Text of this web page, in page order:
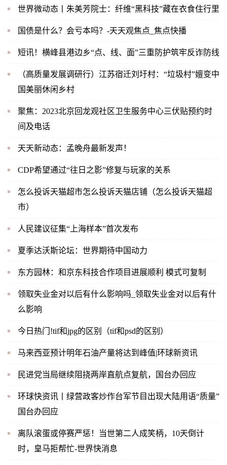
世界微动态丨朱美芳院士：纤维“黑科技”藏在衣食住行里
国债是什么？会亏本吗？-天天观焦点_焦点快播
短讯！横峰县港边乡“点、线、面”三重防护筑牢反诈防线
（高质量发展调研行）江苏宿迁刘圩村：“垃圾村”嬗变中
国美丽休闲乡村
聚焦：2023北京回龙观社区卫生服务中心三伏贴预约时
间及电话
天天新动态：孟晚舟最新发声！
CDP希望通过“往日之影”修复与玩家的关系
怎么投诉天猫超市怎么投诉天猫店铺（怎么投诉天猫超
市）
人民建议征集“上海样本”首次发布
夏季达沃斯论坛：世界期待中国动力
东方园林：和京东科技合作项目进展顺利 模式可复制
领取失业金对以后有什么影响吗_领取失业金对以后有什
么影响
今日热门!tif和jpg的区别（tif和psd的区别）
马来西亚预计明年石油产量将达到峰值|环球新资讯
民进党当局继续阻挠两岸直航点复航，国台办回应
环球快资讯丨绿营政客炒作台军节目出现大陆用语“质量”
国台办回应
离队滚蛋或停赛严惩！当世第二人成笑柄，10天倒计
时，皇马拒帮忙-世界快消息